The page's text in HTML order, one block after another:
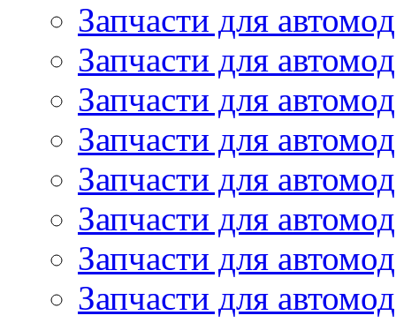
Запчасти для
Запчасти для
Запчасти для
Запчасти для
Запчасти для
Запчасти для
Запчасти для
Запчасти для